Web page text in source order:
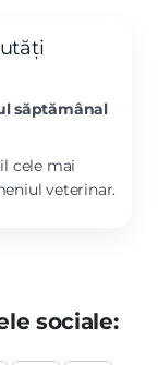
săptămânal
cele mai
veterinar.
sociale: